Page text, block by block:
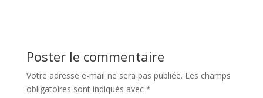
Poster le commentaire
Votre adresse e-mail ne sera pas publiée. Les champs
obligatoires sont indiqués avec *